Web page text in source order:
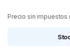
Precio sin impuestos